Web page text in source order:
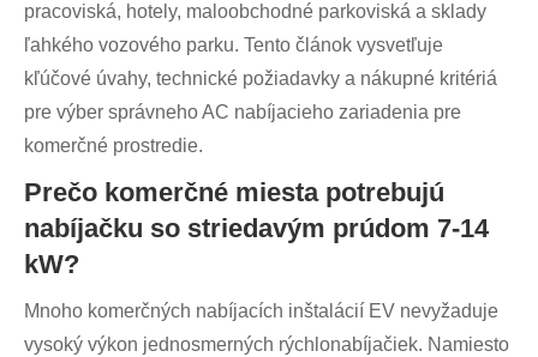
pracoviská, hotely, maloobchodné parkoviská a sklady
ľahkého vozového parku. Tento článok vysvetľuje
kľúčové úvahy, technické požiadavky a nákupné kritériá
pre výber správneho AC nabíjacieho zariadenia pre
komerčné prostredie.
Prečo komerčné miesta potrebujú
nabíjačku so striedavým prúdom 7-14
kW?
Mnoho komerčných nabíjacích inštalácií EV nevyžaduje
vysoký výkon jednosmerných rýchlonabíjačiek. Namiesto